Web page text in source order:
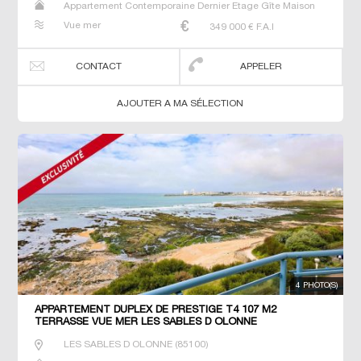
Appartement Contemporaine Dernier Etage Gîte Maison
Vue mer
349 000 € F.A.I
CONTACT APPELER
AJOUTER A MA SÉLECTION
4 PHOTO(S)
APPARTEMENT DUPLEX DE PRESTIGE T4 107 M2
TERRASSE VUE MER LES SABLES D OLONNE
LES SABLES D OLONNE(85100)